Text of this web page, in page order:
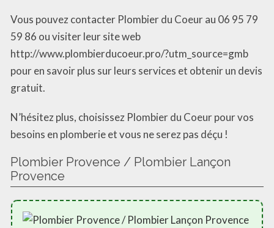
Vous pouvez contacter Plombier du Coeur au 06 95 79
59 86 ou visiter leur site web
http://www.plombierducoeur.pro/?utm_source=gmb
pour en savoir plus sur leurs services et obtenir un devis
gratuit.
N’hésitez plus, choisissez Plombier du Coeur pour vos
besoins en plomberie et vous ne serez pas déçu !
Plombier Provence / Plombier Lançon
Provence